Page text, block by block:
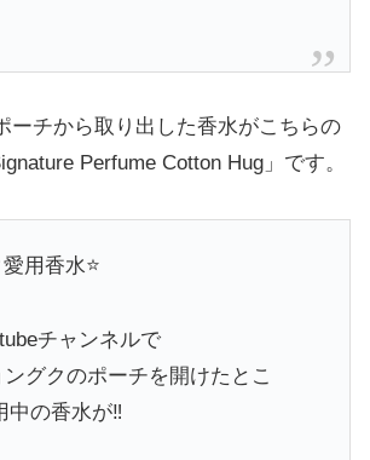
ーチから取り出した香水がこちらの
Perfume Cotton Hug」です。
用香水⭐️
チャンネルで
グクのポーチを開けたとこ
中の香水が‼️